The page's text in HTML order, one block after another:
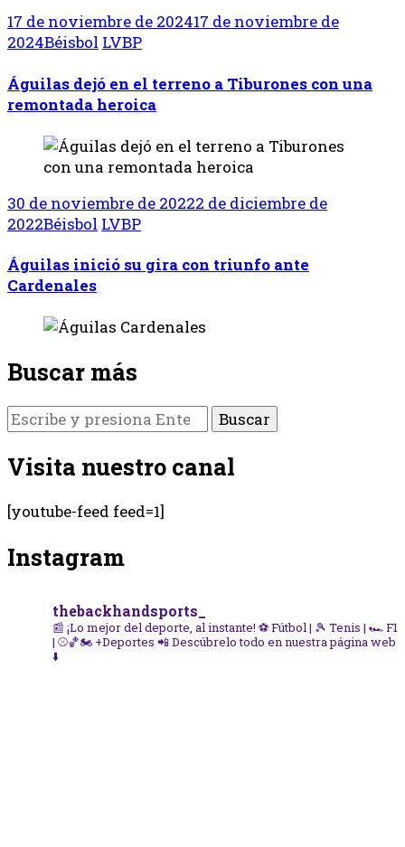
17 de noviembre de 202417 de noviembre de
2024Béisbol LVBP
Águilas dejó en el terreno a Tiburones con una
remontada heroica
30 de noviembre de 20222 de diciembre de
2022Béisbol LVBP
Águilas inició su gira con triunfo ante
Cardenales
Buscar más
¿Buscas
algo?
Visita nuestro canal
[youtube-feed feed=1]
Instagram
thebackhandsports_
📰 ¡Lo mejor del deporte, al instante! ⚽ Fútbol | 🎾 Tenis | 🏎️ F1
| ⚾🏀🏍️ +Deportes 📲 Descúbrelo todo en nuestra página web
⬇️